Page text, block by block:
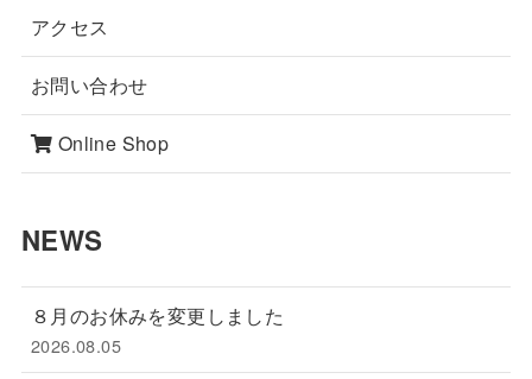
アクセス
お問い合わせ
Online Shop
NEWS
８月のお休みを変更しました
2026.08.05